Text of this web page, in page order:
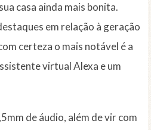
casa ainda mais bonita.
em relação à geração
certeza o mais notável é a
virtual Alexa e um
de áudio, além de vir com